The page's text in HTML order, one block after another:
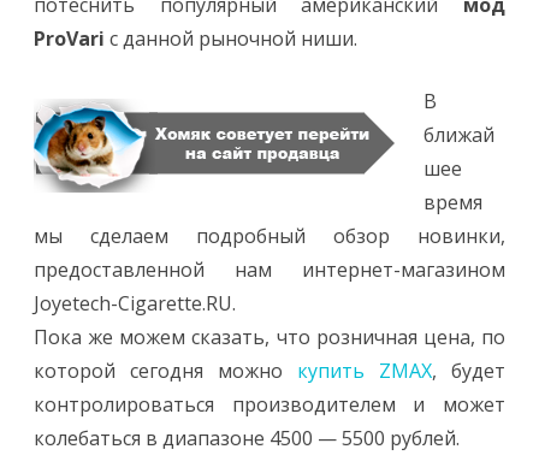
ProVari с данной рыночной ниши.
В
ближай
шее
время
мы сделаем подробный обзор новинки,
предоставленной нам интернет-магазином
Joyetech-Cigarette.RU.
Пока же можем сказать, что розничная цена, по
которой сегодня можно купить ZMAX, будет
контролироваться производителем и может
колебаться в диапазоне 4500 — 5500 рублей.